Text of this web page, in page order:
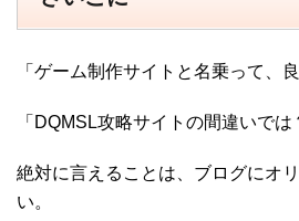
「ゲーム制作サイトと名乗って、
「DQMSL攻略サイトの間違いでは
絶対に言えることは、ブログにオ
い。